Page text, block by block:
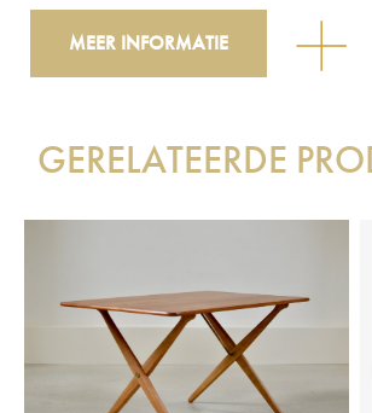
MEER INFORMATIE
GERELATEERDE